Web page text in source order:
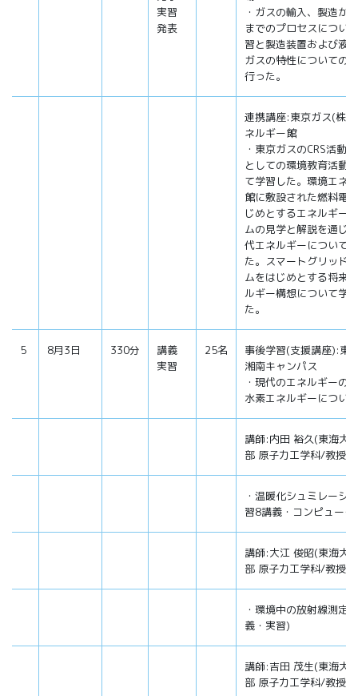
実習
発表
・ガスの輸入、製造か
までのプロセスについ
習と製造装置および液
ガスの特性についての
行った。
連携講座:東京ガス(株)
ネルギー館
・東京ガスのCRS活動
としての環境教育活動
て学習した。環境エネ
館に敷設された燃料電
じめとするエネルギー
ムの見学と解説を通じ
代エネルギーについて
た。スマートグリッド
ムをはじめとする将来
ルギー構想について学
た。
5 8月3日 330分
講義
実習
25名
事後学習(支援講座):東
湘南キャンパス
・現代のエネルギーの
水素エネルギーについ
講師:内田 裕久(東海大
部 原子力工学科/教授)
・温暖化シュミレーシ
習8講義・コンピュータ
講師:大江 俊昭(東海大
部 原子力工学科/教授)
・環境中の放射線測定
義・実習)
講師:吉田 茂生(東海大
部 原子力工学科/教授)